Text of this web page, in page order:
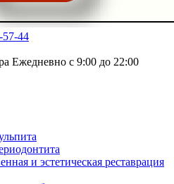
57-44
Ежедневно с 9:00 до 22:00
и эстетическая реставрация